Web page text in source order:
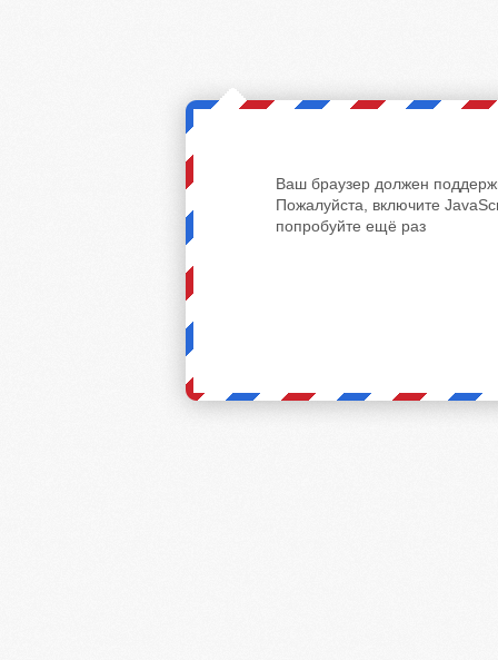
Ваш браузер должен
Пожалуйста, включите
попробуйте ещё раз